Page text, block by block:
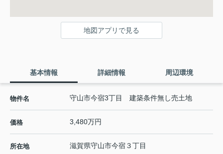
地図アプリで見る
基本情報 詳細情報 周辺環境
物件名 守山市今宿3丁目 建築条件無し売土地
価格 3,480万円
所在地 滋賀県守山市今宿３丁目